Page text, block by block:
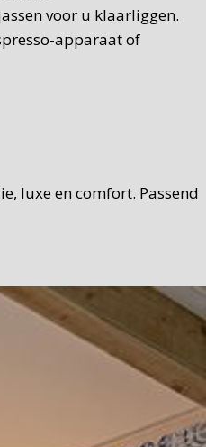
voor u klaarliggen.
apparaat of
luxe en comfort. Passend
zelfgemaakte hangop,
We serveren het